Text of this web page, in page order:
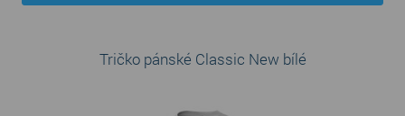
Tričko pánské Classic New bílé